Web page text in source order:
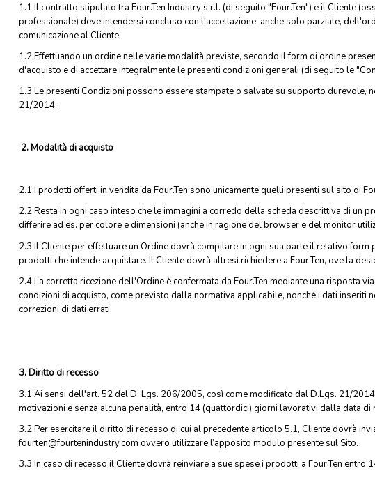
1.1 Il contratto stipulato tra Four.Ten Industry s.r.l. (di seguito "Four.Ten") e il Cliente
professionale) deve intendersi concluso con l'accettazione, anche solo parziale,
comunicazione al Cliente.
1.2 Effettuando un ordine nelle varie modalità previste, secondo il form di ordine
d'acquisto e di accettare integralmente le presenti condizioni generali (di seguito le
1.3 Le presenti Condizioni possono essere stampate o salvate su supporto
21/2014.
2. Modalità di acquisto
2.1 I prodotti offerti in vendita da Four.Ten sono unicamente quelli presenti sul sito di
2.2 Resta in ogni caso inteso che le immagini a corredo della scheda descrittiva di
differire ad es. per colore e dimensioni (anche in ragione del browser e del monitor
2.3 Il Cliente per effettuare un Ordine dovrà compilare in ogni sua parte il relativo
prodotti che intende acquistare. Il Cliente dovrà altresì richiedere a Four.Ten, ove la
2.4 La corretta ricezione dell'Ordine è confermata da Four.Ten mediante una risposta
condizioni di acquisto, come previsto dalla normativa applicabile, nonché i dati
correzioni di dati errati.
3. Diritto di recesso
3.1 Ai sensi dell'art. 52 del D. Lgs. 206/2005, così come modificato dal D.Lgs. 21/
motivazioni e senza alcuna penalità, entro 14 (quattordici) giorni lavorativi dalla data
3.2 Per esercitare il diritto di recesso di cui al precedente articolo 5.1, Cliente dovrà
fourten@fourtenindustry.com ovvero utilizzare l’apposito modulo presente sul Sito.
3.3 In caso di recesso il Cliente dovrà reinviare a sue spese i prodotti a Four.Ten entro